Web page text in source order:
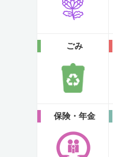
ごみ
保険・年金